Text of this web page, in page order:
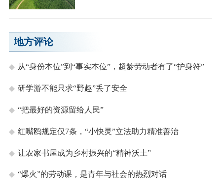
地方评论
从“身份本位”到“事实本位”，超龄劳动者有了“护身符”
研学游不能只求“野趣”丢了安全
“把最好的资源留给人民”
红嘴鸥规定仅7条，“小快灵”立法助力精准善治
让农家书屋成为乡村振兴的“精神沃土”
“爆火”的劳动课，是青年与社会的热烈对话